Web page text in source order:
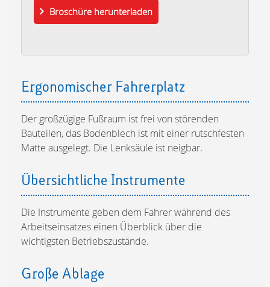
Broschüre herunterladen
Ergonomischer Fahrerplatz
Der großzügige Fußraum ist frei von störenden
Bauteilen, das Bodenblech ist mit einer rutschfesten
Matte ausgelegt. Die Lenksäule ist neigbar.
Übersichtliche Instrumente
Die Instrumente geben dem Fahrer während des
Arbeitseinsatzes einen Überblick über die
wichtigsten Betriebszustände.
Große Ablage